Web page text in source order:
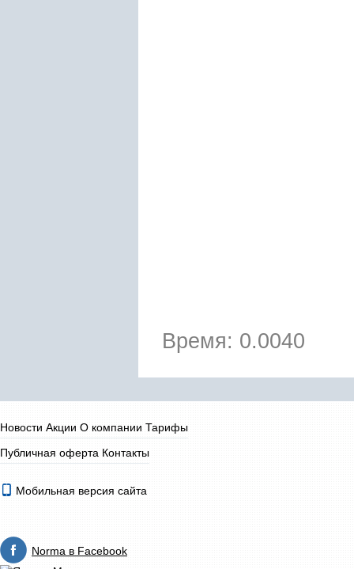
Время: 0.0040
Новости Акции О компании Тарифы
Публичная оферта Контакты
Мобильная версия сайта
Norma в Facebook